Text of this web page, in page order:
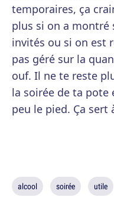
temporaires, ça
plus si on a montré
invités ou si on est
pas géré sur la
ouf. Il ne te reste
la soirée de ta pote
peu le pied. Ça sert
alcool soirée utile